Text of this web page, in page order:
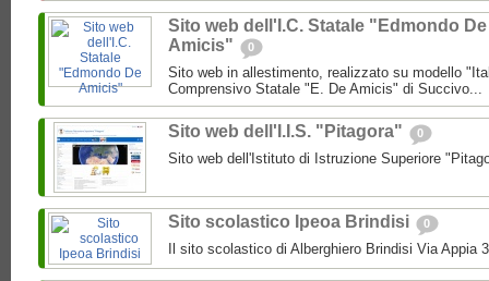
Sito web dell'I.C. Statale "Edmondo De
Amicis"
0
Sito web in allestimento, realizzato su modello
Comprensivo Statale "E. De Amicis" di Succivo...
Sito web dell'I.I.S. "Pitagora" 0
Sito web dell'Istituto di Istruzione Superiore
Sito scolastico Ipeoa Brindisi 0
Il sito scolastico di Alberghiero Brindisi Via Appia